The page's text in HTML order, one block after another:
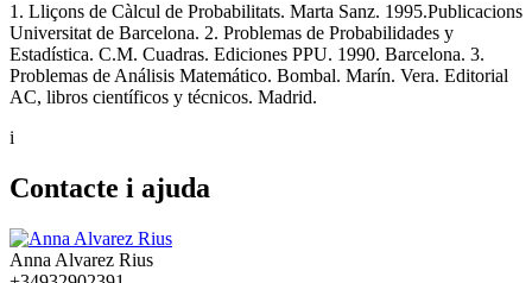
1. Lliçons de Càlcul de Probabilitats. Marta Sanz. 1995.Publicacions
Universitat de Barcelona. 2. Problemas de Probabilidades y
Estadística. C.M. Cuadras. Ediciones PPU. 1990. Barcelona. 3.
Problemas de Análisis Matemático. Bombal. Marín. Vera. Editorial
AC, libros científicos y técnicos. Madrid.
i
Contacte i ajuda
Anna Alvarez Rius